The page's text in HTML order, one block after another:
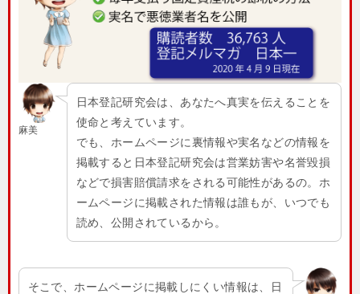
麻美
日本登記研究会は、あなたへ真実を伝えることを
使命と考えています。
でも、ホームページに裏情報や実名などの情報を
掲載すると日本登記研究会は営業妨害や名誉毀損
などで損害賠償請求をされる可能性があるの。ホ
ームページに掲載された情報は誰もが、いつでも
読め、公開されているから。
そこで、ホームページに掲載しにくい情報は、日